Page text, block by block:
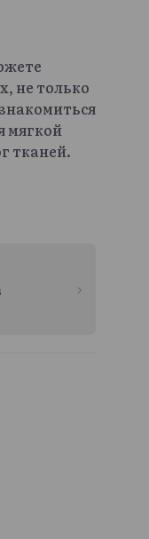
не только
мягкой
тканей.